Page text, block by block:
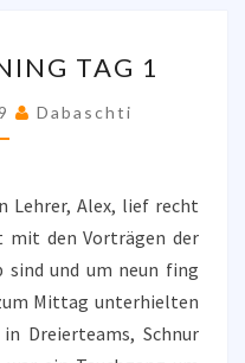
TAG 1
Dabaschti
Lehrer, Alex, lief recht
mit den Vorträgen der
sind und um neun fing
Mittag unterhielten
Dreierteams, Schnur